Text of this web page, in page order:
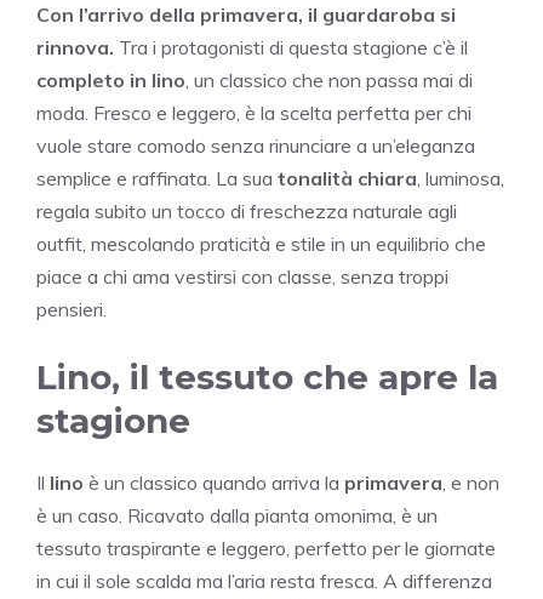
Con l’arrivo della primavera, il guardaroba si
rinnova. Tra i protagonisti di questa stagione c’è il
completo in lino , un classico che non passa mai di
moda. Fresco e leggero, è la scelta perfetta per chi
vuole stare comodo senza rinunciare a un’eleganza
semplice e raffinata. La sua tonalità chiara , luminosa,
regala subito un tocco di freschezza naturale agli
outfit, mescolando praticità e stile in un equilibrio che
piace a chi ama vestirsi con classe, senza troppi
pensieri.
Lino, il tessuto che apre la
stagione
Il lino è un classico quando arriva la primavera , e non
è un caso. Ricavato dalla pianta omonima, è un
tessuto traspirante e leggero, perfetto per le giornate
in cui il sole scalda ma l’aria resta fresca. A differenza